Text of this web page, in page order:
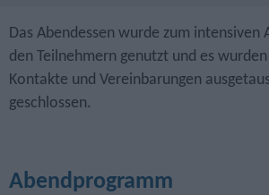
Das Abendessen wurde zum intensiven
den Teilnehmern genutzt und es
Kontakte und Vereinbarungen
geschlossen.
Abendprogramm